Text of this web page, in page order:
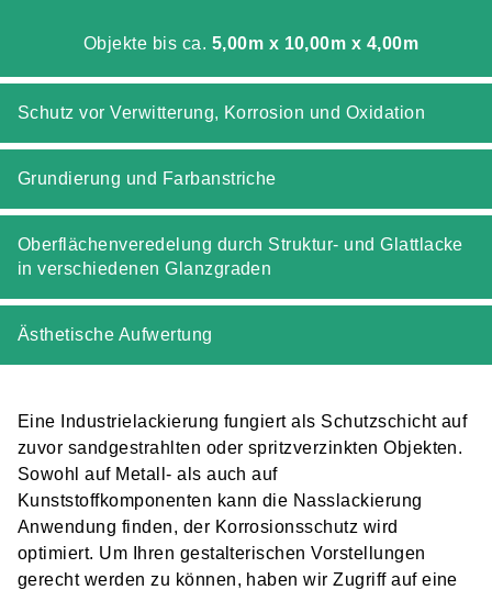
Objekte bis ca. 5,00m x 10,00m x 4,00m
Schutz vor Verwitterung, Korrosion und Oxidation
Grundierung und Farbanstriche
Oberflächenveredelung durch Struktur- und Glattlacke
in verschiedenen Glanzgraden
Ästhetische Aufwertung
Eine Industrielackierung fungiert als Schutzschicht auf
zuvor sandgestrahlten oder spritzverzinkten Objekten.
Sowohl auf Metall- als auch auf
Kunststoffkomponenten kann die Nasslackierung
Anwendung finden, der Korrosionsschutz wird
optimiert. Um Ihren gestalterischen Vorstellungen
gerecht werden zu können, haben wir Zugriff auf eine